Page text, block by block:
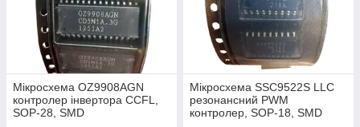
Мікросхема OZ9908AGN
контролер інвертора CCFL,
SOP-28, SMD
Мікросхема SSC9522S LLC
резонансний PWM
контролер, SOP-18, SMD